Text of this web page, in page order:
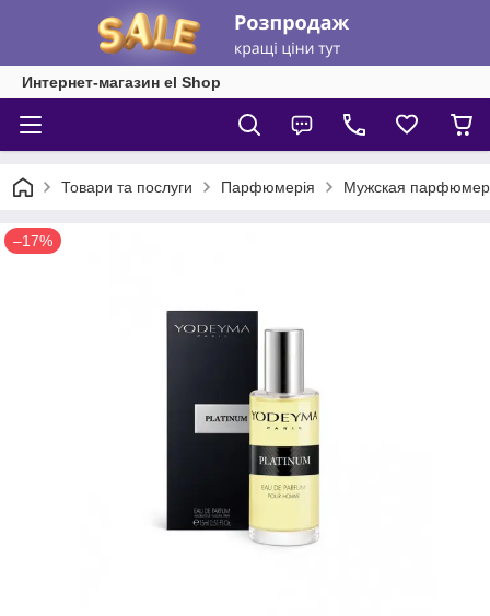
Интернет-магазин el Shop
Товари та послуги Парфюмерія Мужская
–17%